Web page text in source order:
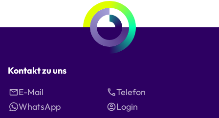
Kontakt zu uns
E-Mail
Telefon
WhatsApp
Login